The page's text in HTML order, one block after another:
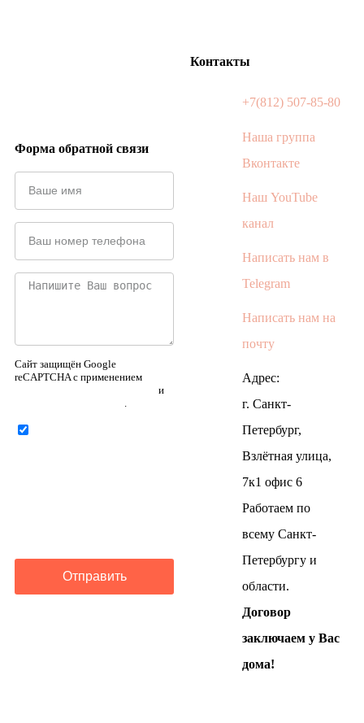
Форма обратной связи
Сайт защищён Google
reCAPTCHA с применением
и
.
Отправить
Контакты
+7(812) 507-85-80
Наша группа
Вконтакте
Наш YouTube
канал
Написать нам в
Telegram
Написать нам на
почту
Адрес:
г. Санкт-
Петербург,
Взлётная улица,
7к1 офис 6
Работаем по
всему Санкт-
Петербургу и
области.
Договор
заключаем у Вас
дома!